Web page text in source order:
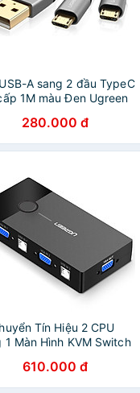
A sang 2 đầu TypeC
1M màu Đen Ugreen
280.000 đ
Tín Hiệu 2 CPU
1 Màn Hình KVM Switch
Hãng610.000 đ